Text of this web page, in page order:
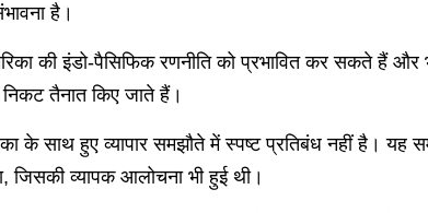
है।
की इंडो-पैसिफिक रणनीति को प्रभावित कर सकते हैं
तैनात किए जाते हैं।
के साथ हुए व्यापार समझौते में स्पष्ट प्रतिबंध नहीं है। यह
जिसकी व्यापक आलोचना भी हुई थी।